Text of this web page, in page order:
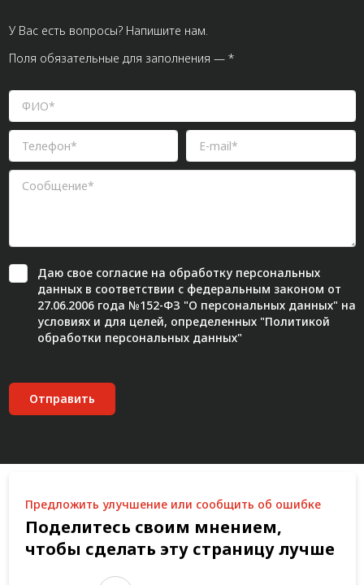
У Вас есть вопросы? Напишите нам.
Поля обязательные для заполнения — *
Даю свое согласиена обработку персональных
данных в соответствии с федеральным законом от
27.06.2006 года №152-ФЗ "О персональных данных" на
условиях и для целей, определенных "Политикой
обработки персональных данных"
Отправить
Предложить улучшение или сообщить об ошибке
Поделитесь своим мнением,
чтобы сделать эту страницу лучше